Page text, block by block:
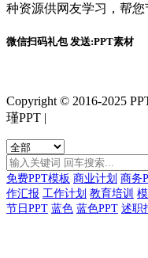
种资源供网友学习，帮您
微信扫码礼包 发送:PPT素材
Copyright © 2016-2025
瑾PPT |
免费PPT模板 商业计划 商务
作汇报 工作计划 教育培训
节日PPT 蓝色 蓝色PPT 述职